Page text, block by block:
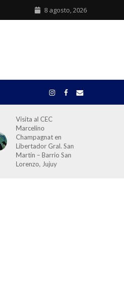
8 agosto, 2026
Visita al CEC
Marcelino
Champagnat en
Libertador Gral. San
Martín – Barrio San
Lorenzo, Jujuy